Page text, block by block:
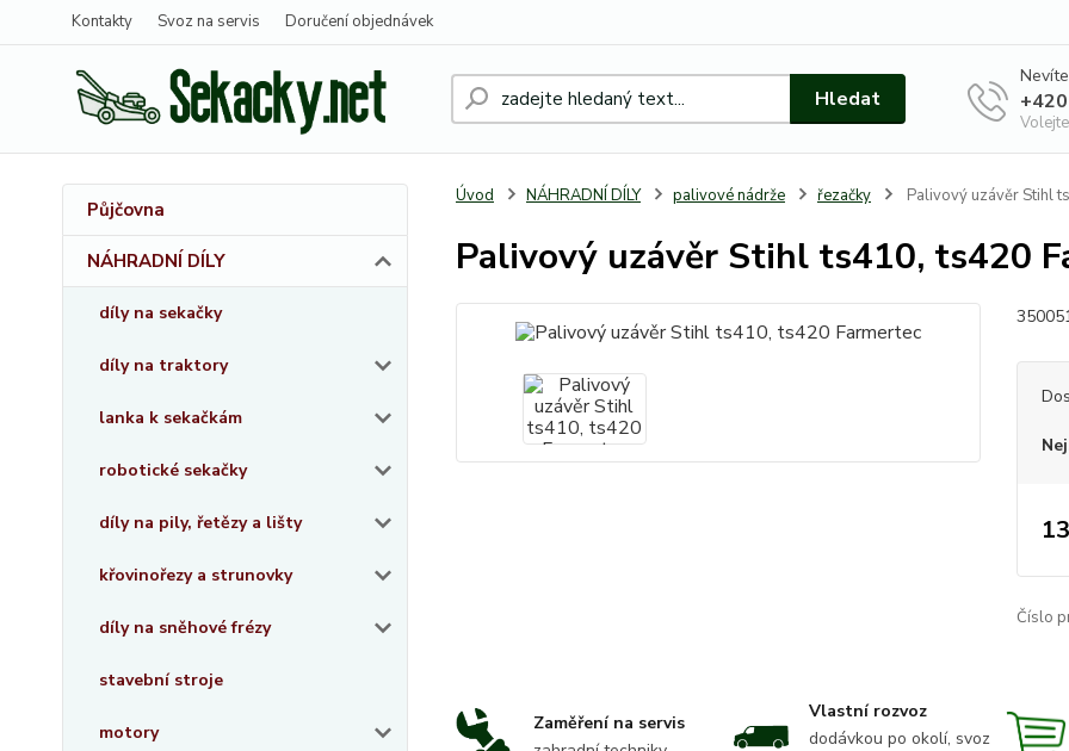
Kontakty Svoz na servis Doručení objednávek
Hledat
Půjčovna
NÁHRADNÍ DÍLY
díly na sekačky
díly na traktory
lanka k sekačkám
robotické sekačky
díly na pily, řetězy a lišty
křovinořezy a strunovky
díly na sněhové frézy
stavební stroje
motory
Úvod NÁHRADNÍ DÍLY palivové nádrže řezačky Palivový uzávěr Stihl
Palivový uzávěr Stihl ts410, ts420
Číslo
Zaměření na servis
Vlastní rozvoz
dodávkou po okolí, svoz